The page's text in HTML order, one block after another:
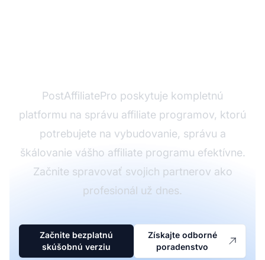
PostAffiliatePro poskytuje kompletnú
platformu na správu affiliate programov, ktorú
potrebujete na vybudovanie, správu a
škálovanie vášho affiliate programu efektívne.
Začnite spravovať svojich partnerov ako
profesionál už dnes.
Začnite bezplatnú
skúšobnú verziu
Získajte odborné
poradenstvo